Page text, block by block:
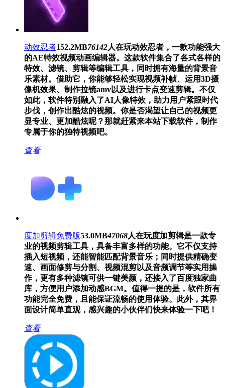
动效忍者152.2MB76142人在玩动效忍者，一款功能强大
的AE特效视频动画编辑器。这款软件集合了各式各样的
特效、滤镜、剪辑等编辑工具，同时拥有海量的背景音
乐素材。借助它，你能够轻松实现视频补帧、运用3D摄
像机效果、制作拉镜amv以及进行卡点变速剪辑。不仅
如此，软件特别融入了AI人像特效，助力用户紧跟时代
步伐，创作出酷炫的视频。你是否渴望让自己的视频更
显专业、更加酷炫呢？那就赶紧来本站下载软件，制作
专属于你的独特视频吧。
查看
度加剪辑免费版53.0MB47068人在玩度加剪辑是一款专
业的视频剪辑工具，具备丰富多样的功能。它不仅支持
插入短视频，还能智能匹配背景音乐；同时提供精确变
速、画面修剪与分割、视频混剪以及音频调节等实用操
作，更有多种滤镜可供一键美颜，还接入了百度独家曲
库，方便用户添加动感BGM。值得一提的是，软件所有
功能完全免费，且能保证流畅的使用体验。此外，其界
面设计简单直观，感兴趣的小伙伴们快来体验一下吧！
查看